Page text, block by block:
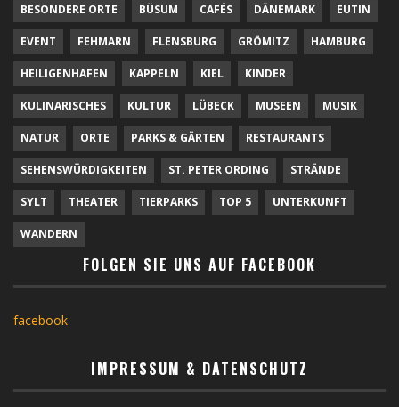
BESONDERE ORTE BÜSUM CAFÉS DÄNEMARK EUTIN
EVENT FEHMARN FLENSBURG GRÖMITZ HAMBURG
HEILIGENHAFEN KAPPELN KIEL KINDER
KULINARISCHES KULTUR LÜBECK MUSEEN MUSIK
NATUR ORTE PARKS & GÄRTEN RESTAURANTS
SEHENSWÜRDIGKEITEN ST. PETER ORDING STRÄNDE
SYLT THEATER TIERPARKS TOP 5 UNTERKUNFT
WANDERN
FOLGEN SIE UNS AUF FACEBOOK
facebook
IMPRESSUM & DATENSCHUTZ